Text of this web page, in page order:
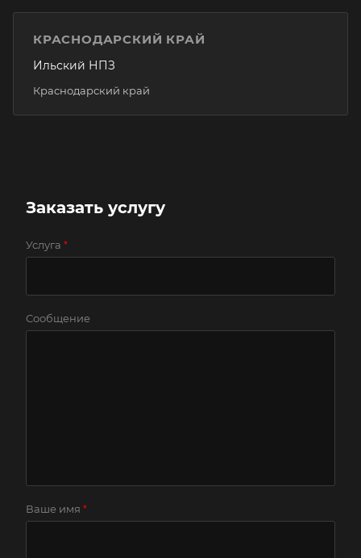
КРАСНОДАРСКИЙ КРАЙ
Ильский НПЗ
Краснодарский край
Заказать услугу
Услуга *
Сообщение
Ваше имя *